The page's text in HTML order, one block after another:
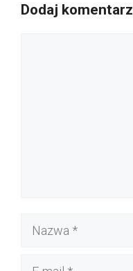
Dodaj komentarz
Nazwa